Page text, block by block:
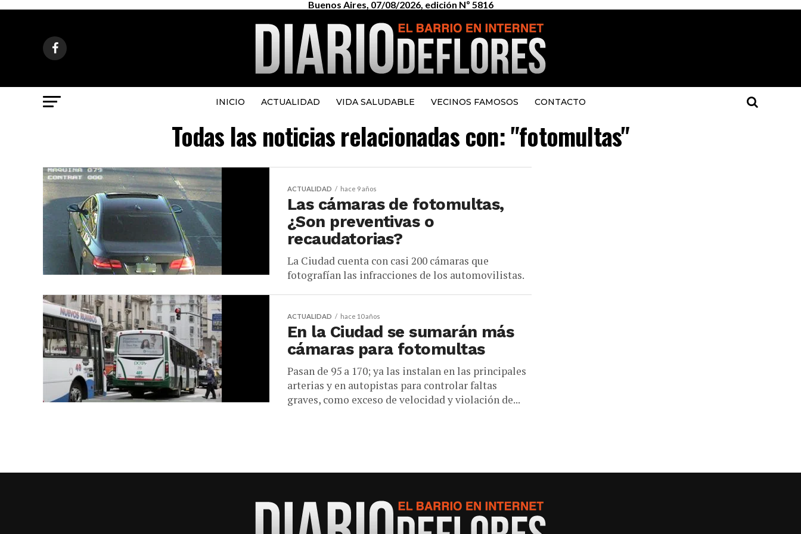
Buenos Aires, 07/08/2026, edición Nº 5816
INICIO ACTUALIDAD VIDA SALUDABLE VECINOS FAMOSOS CONTACTO
Todas las noticias relacionadas con: "fotomultas"
ACTUALIDAD hace 9 años
Las cámaras de fotomultas,
¿Son preventivas o
recaudatorias?
La Ciudad cuenta con casi 200 cámaras que
fotografían las infracciones de los automovilistas.
ACTUALIDAD hace 10 años
En la Ciudad se sumarán más
cámaras para fotomultas
Pasan de 95 a 170; ya las instalan en las principales
arterias y en autopistas para controlar faltas
graves, como exceso de velocidad y violación de...